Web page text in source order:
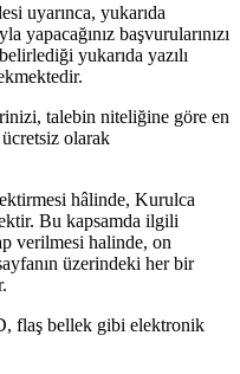
uyarınca, yukarıda
yapacağınız başvurularınızı
yukarıda yazılı
talebin niteliğine göre en
olarak
hâlinde, Kurulca
Bu kapsamda ilgili
verilmesi halinde, on
üzerindeki her bir
flaş bellek gibi elektronik